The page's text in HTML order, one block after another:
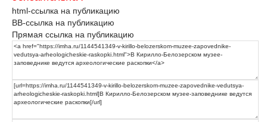
html-ссылка на публикацию
BB-ссылка на публикацию
Прямая ссылка на публикацию